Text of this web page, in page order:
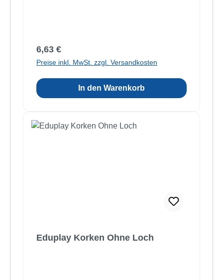
Regulärer Preis:
6,63 €
Preise inkl. MwSt. zzgl. Versandkosten
In den Warenkorb
Eduplay Korken Ohne Loch